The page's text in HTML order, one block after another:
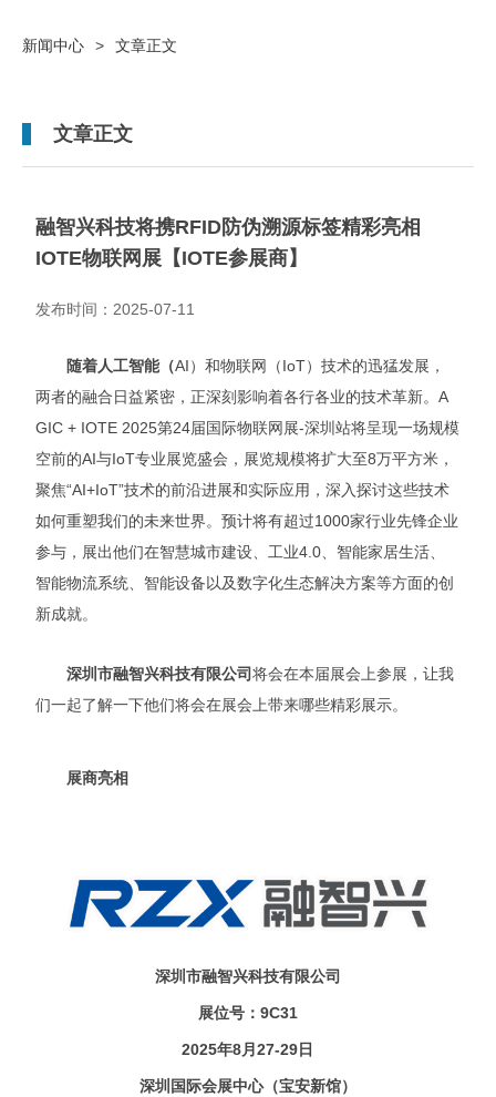
新闻中心 > 文章正文
文章正文
融智兴科技将携RFID防伪溯源标签精彩亮相
IOTE物联网展【IOTE参展商】
发布时间：2025-07-11
随着人工智能（AI）和物联网（IoT）技术的迅猛发展，
两者的融合日益紧密，正深刻影响着各行各业的技术革新。A
GIC + IOTE 2025第24届国际物联网展-深圳站将呈现一场规模
空前的AI与IoT专业展览盛会，展览规模将扩大至8万平方米，
聚焦“AI+IoT”技术的前沿进展和实际应用，深入探讨这些技术
如何重塑我们的未来世界。预计将有超过1000家行业先锋企业
参与，展出他们在智慧城市建设、工业4.0、智能家居生活、
智能物流系统、智能设备以及数字化生态解决方案等方面的创
新成就。
深圳市融智兴科技有限公司将会在本届展会上参展，让我
们一起了解一下他们将会在展会上带来哪些精彩展示。
展商亮相
深圳市融智兴科技有限公司
展位号：9C31
2025年8月27-29日
深圳国际会展中心（宝安新馆）